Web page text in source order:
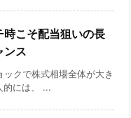
こそ配当狙いの長
ンス
クで株式相場全体が大き
的には、 ...